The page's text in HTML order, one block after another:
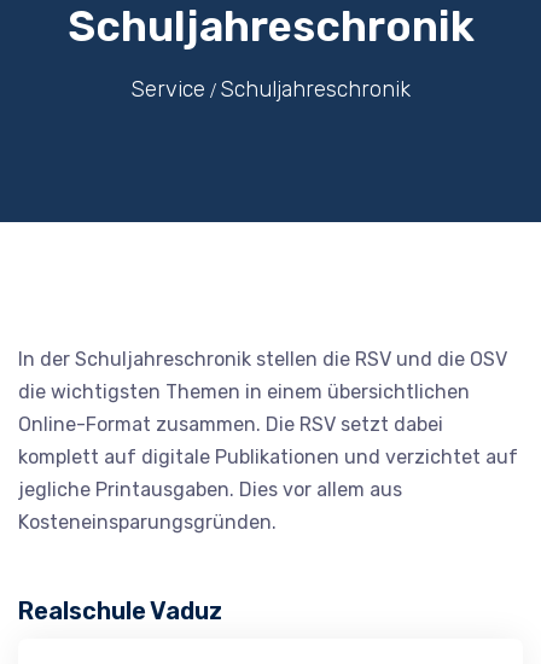
Schuljahreschronik
Service Schuljahreschronik
In der Schuljahreschronik stellen die RSV und die OSV
die wichtigsten Themen in einem übersichtlichen
Online-Format zusammen. Die RSV setzt dabei
komplett auf digitale Publikationen und verzichtet auf
jegliche Printausgaben. Dies vor allem aus
Kosteneinsparungsgründen.
Realschule Vaduz